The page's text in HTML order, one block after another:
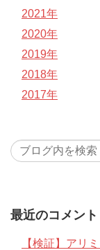
2021年
2020年
2019年
2018年
2017年
最近のコメント
【検証】アリ